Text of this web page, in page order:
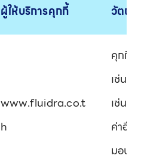
ผู้ให้บริการคุกกี้ วัตถุป
www.fluidra.co.t
h
คุกกี้
เช่น
เช่น
ค่าอื่น
มอบป